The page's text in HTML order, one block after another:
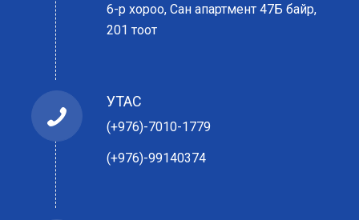
6-р хороо, Сан апартмент 47Б байр,
201 тоот
УТАС
(+976)-7010-1779
(+976)-99140374